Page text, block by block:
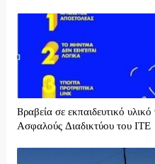
Bραβεία σε εκπαιδευτικό
Ασφαλούς Διαδικτύου του ΙΤΕ